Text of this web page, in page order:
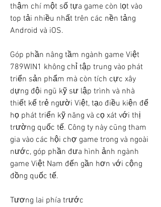
thậm chí một số tựa game còn lọt vào
top tải nhiều nhất trên các nền tảng
Android và iOS.
Góp phần nâng tầm ngành game Việt
789WIN1 không chỉ tập trung vào phát
triển sản phẩm mà còn tích cực xây
dựng đội ngũ kỹ sư lập trình và nhà
thiết kế trẻ người Việt, tạo điều kiện để
họ phát triển kỹ năng và cọ xát với thị
trường quốc tế. Công ty này cũng tham
gia vào các hội chợ game trong và ngoài
nước, góp phần đưa hình ảnh ngành
game Việt Nam đến gần hơn với cộng
đồng quốc tế.
Tương lai phía trước